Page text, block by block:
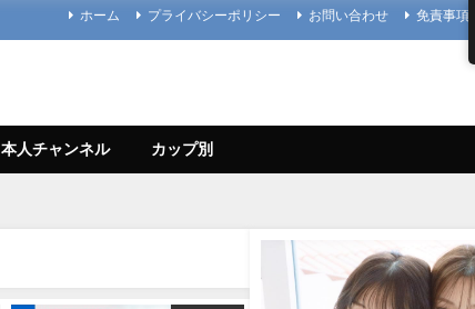
ホーム プライバシーポリシー お問い合わせ 免責事項
本人チャンネル カップ別